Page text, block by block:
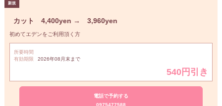
カット 4,400yen → 3,960yen
初めてエデンをご利用頂く方
所要時間
有効期限
2026年08月末まで
540円引き
電話で予約する
0975477588